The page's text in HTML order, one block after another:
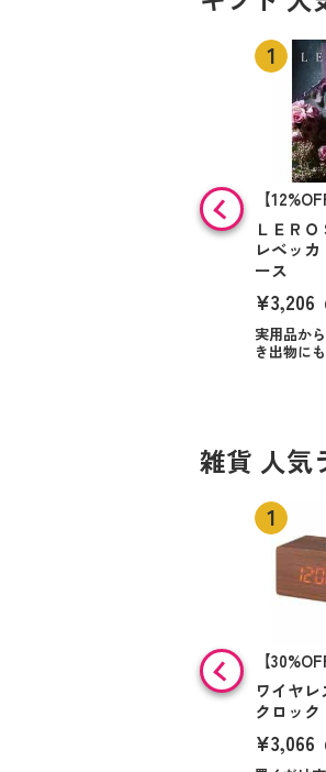
【
ＬＥＲ
レベッ
ース
¥3,206
実用品か
き出物に
雑貨 人気
【
ワイヤ
クロック
¥3,066